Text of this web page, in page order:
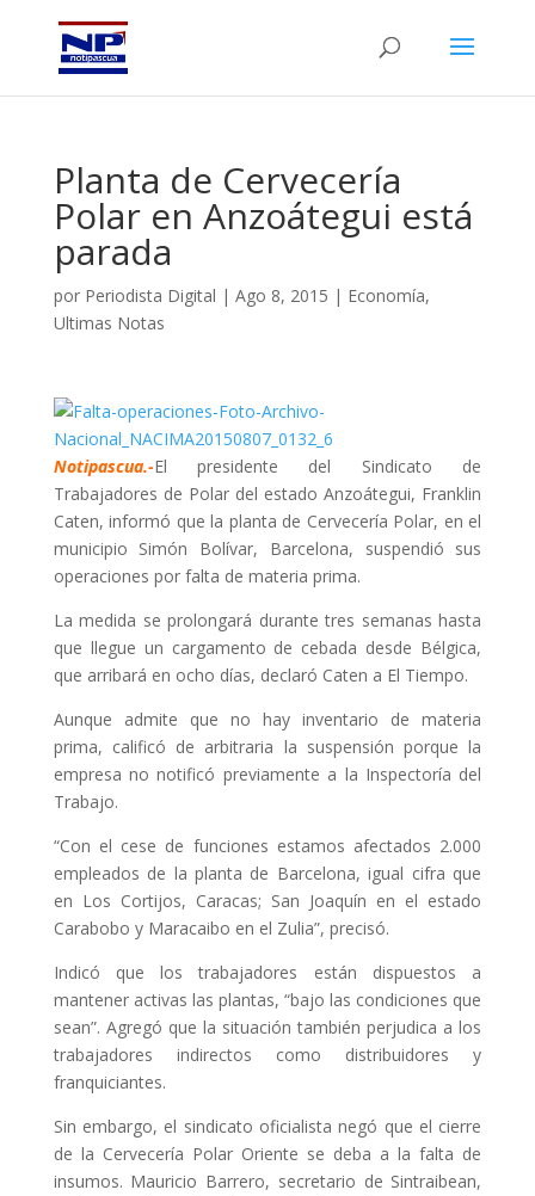
Planta de Cervecería
Polar en Anzoátegui está
parada
por Periodista Digital | Ago 8, 2015 | Economía,
Ultimas Notas
Notipascua.-El presidente del Sindicato de
Trabajadores de Polar del estado Anzoátegui, Franklin
Caten, informó que la planta de Cervecería Polar, en el
municipio Simón Bolívar, Barcelona, suspendió sus
operaciones por falta de materia prima.
La medida se prolongará durante tres semanas hasta
que llegue un cargamento de cebada desde Bélgica,
que arribará en ocho días, declaró Caten a El Tiempo.
Aunque admite que no hay inventario de materia
prima, calificó de arbitraria la suspensión porque la
empresa no notificó previamente a la Inspectoría del
Trabajo.
“Con el cese de funciones estamos afectados 2.000
empleados de la planta de Barcelona, igual cifra que
en Los Cortijos, Caracas; San Joaquín en el estado
Carabobo y Maracaibo en el Zulia”, precisó.
Indicó que los trabajadores están dispuestos a
mantener activas las plantas, “bajo las condiciones que
sean”. Agregó que la situación también perjudica a los
trabajadores indirectos como distribuidores y
franquiciantes.
Sin embargo, el sindicato oficialista negó que el cierre
de la Cervecería Polar Oriente se deba a la falta de
insumos. Mauricio Barrero, secretario de Sintraibean,